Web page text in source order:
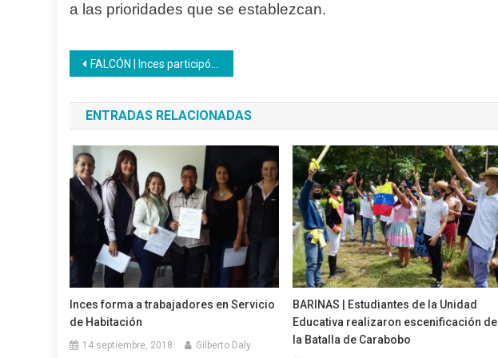
a las prioridades que se establezcan.
Navegación
de
entradas
FALCÓN | Inces participó en los I Juegos Deportivos Laborales Falcón 2022
ENTRADAS RELACIONADAS
Inces forma a trabajadores en Servicio
de Habitación
14 septiembre, 2018 Gilberto Daly
BARINAS | Estudiantes de la Unidad
Educativa realizaron escenificación de
la Batalla de Carabobo